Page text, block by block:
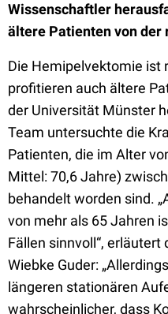
Wissenschaftler
ältere Patienten von der
Die Hemipelvektomie ist
profitieren auch ältere
der Universität Münster
Team untersuchte die
Patienten, die im Alter
Mittel: 70,6 Jahre)
behandelt worden sind.
von mehr als 65 Jahren
Fällen sinnvoll“, erläutert
Wiebke Guder:
längeren stationären
wahrscheinlicher, dass